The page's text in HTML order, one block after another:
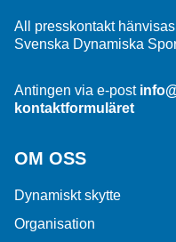
All presskontakt
Svenska Dynamiska
Antingen via e-post
kontaktformuläret
OM OSS
Dynamiskt skytte
Organisation